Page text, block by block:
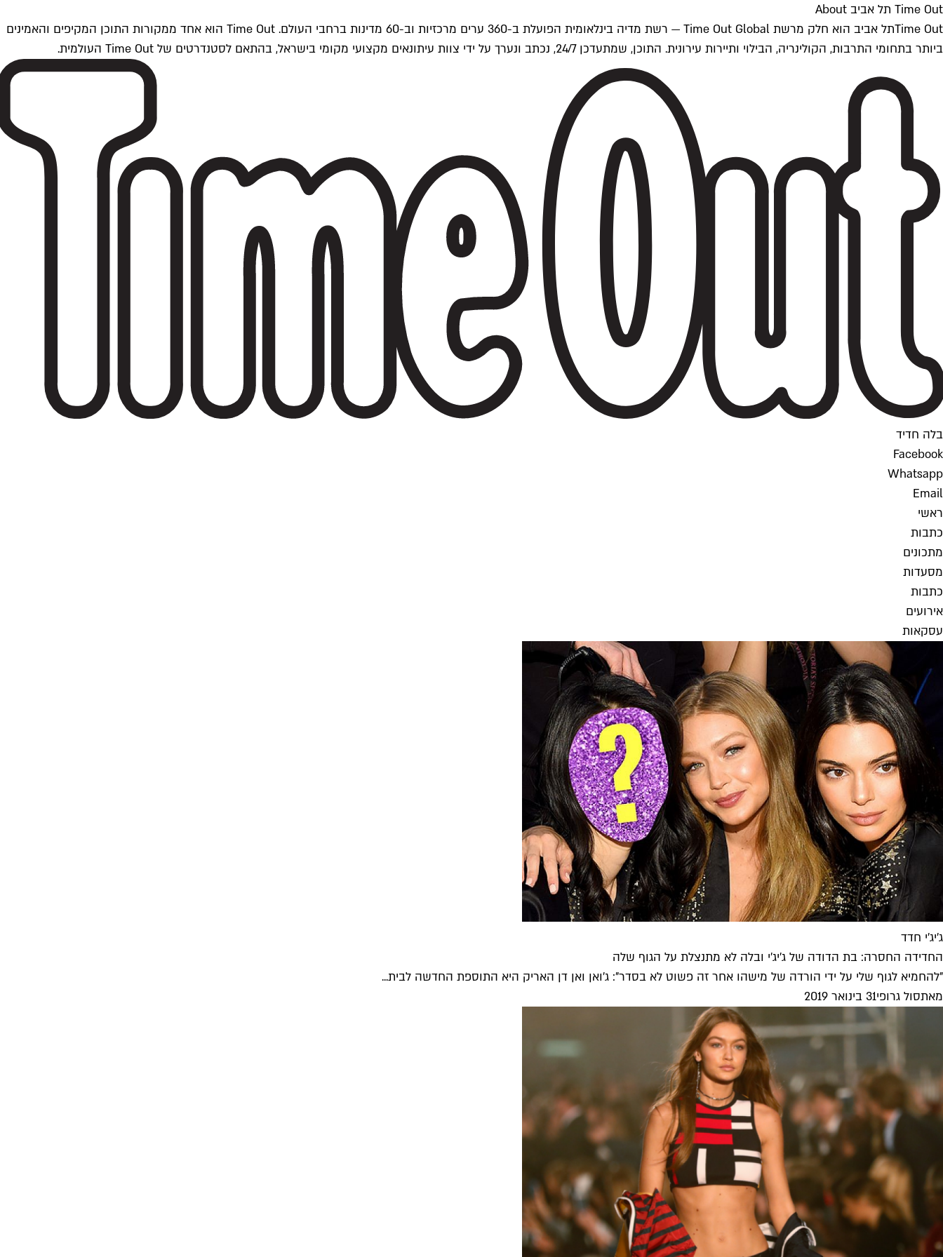
Time Out תל אביב About
Time Outתל אביב הוא חלק מרשת Time Out Global — רשת מדיה בינלאומית הפועלת ב-360 ערים מרכזיות וב-60 מדינות ברחבי העולם. Time Out הוא אחד ממקורות התוכן המקיפים והאמינים
ביותר בתחומי התרבות, הקולינריה, הבילוי ותיירות עירונית. התוכן, שמתעדכן 24/7, נכתב ונערך על ידי צוות עיתונאים מקצועי מקומי בישראל, בהתאם לסטנדרטים של Time Out העולמית.
בלה חדיד
Facebook
Whatsapp
Email
ראשי
כתבות
מתכונים
מסעדות
כתבות
אירועים
עסקאות
ג'יג'י חדד
החדידה החסרה: בת הדודה של ג'יג'י ובלה לא מתנצלת על הגוף שלה
"להחמיא לגוף שלי על ידי הורדה של מישהו אחר זה פשוט לא בסדר": ג'ואן ואן דן האריק היא התוספת החדשה לבית...
מאתסול גרופי31 בינואר 2019